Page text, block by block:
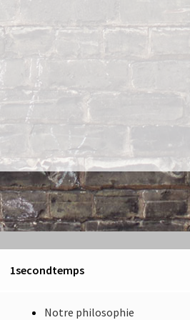
1secondtemps
Notre philosophie